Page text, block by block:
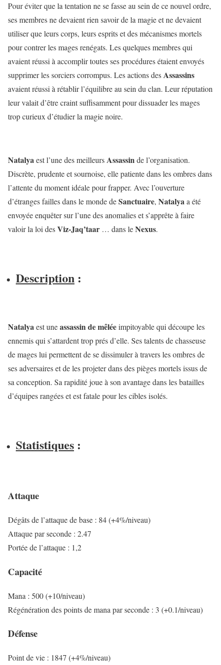
Pour éviter que la tentation ne se fasse au sein de ce nouvel ordre,
ses membres ne devaient rien savoir de la magie et ne devaient
utiliser que leurs corps, leurs esprits et des mécanismes mortels
pour contrer les mages renégats. Les quelques membres qui
avaient réussi à accomplir toutes ses procédures étaient envoyés
supprimer les sorciers corrompus. Les actions desAssassins
avaient réussi à rétablir l’équilibre au sein du clan. Leur réputation
leur valait d’être craint suffisamment pour dissuader les mages
trop curieux d’étudier la magie noire.
Natalyaest l’une des meilleursAssassinde l’organisation.
Discrète, prudente et sournoise, elle patiente dans les ombres dans
l’attente du moment idéale pour frapper. Avec l’ouverture
d’étranges failles dans le monde deSanctuaire, Natalyaa été
envoyée enquêter sur l’une des anomalies et s’apprête à faire
valoir la loi desViz-Jaq’taar … dans leNexus.
Description :
Natalyaest uneassassin de mêléeimpitoyable qui découpe les
ennemis qui s’attardent trop prés d’elle. Ses talents de chasseuse
de mages lui permettent de se dissimuler à travers les ombres de
ses adversaires et de les projeter dans des pièges mortels issus de
sa conception. Sa rapidité joue à son avantage dans les batailles
d’équipes rangées et est fatale pour les cibles isolés.
Statistiques :
Attaque
Dégâts de l’attaque de base : 84 (+4%/niveau)
Attaque par seconde : 2.47
Portée de l’attaque : 1,2
Capacité
Mana : 500 (+10/niveau)
Régénération des points de mana par seconde : 3 (+0.1/niveau)
Défense
Point de vie : 1847 (+4%/niveau)